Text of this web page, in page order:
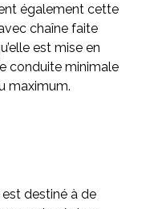
également cette
chaîne faite
est mise en
conduite minimale
maximum.
destiné à de